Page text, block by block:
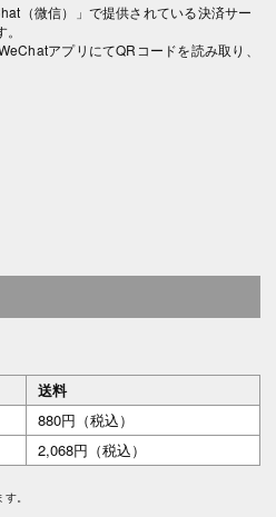
（微信）」で提供されている決済サー
アプリにてQRコードを読み取り、
送料
880円（税込）
2,068円（税込）
。